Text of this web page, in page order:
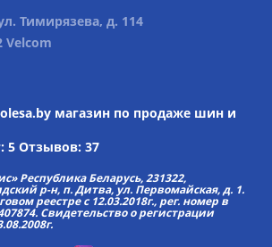
Тимирязева, д. 114
Velcom
магазин по продаже шин и
5 Отзывов: 37
Республика Беларусь, 231322,
р-н, п. Дитва, ул. Первомайская, д. 1.
реестре с 12.03.2018г., рег. номер в
Свидетельство о регистрации